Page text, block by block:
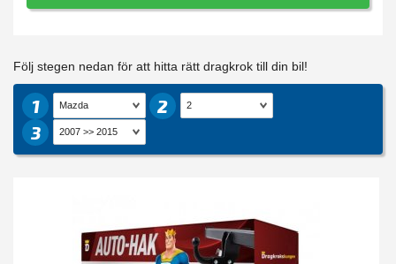
Följ stegen nedan för att hitta rätt dragkrok till din bil!
1
2
3